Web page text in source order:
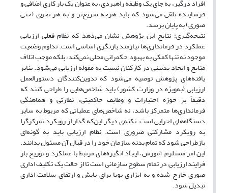
افراد درگیر، به جای یک وظیفه راهبردی، به عنوان یک بار کاری اضافی و
فرساینده تلقی می‌شود که باید هرچه سریع‌تر و به هر نحوی (حتی
صوری) به پایان برسد.
نتیجه‌گیری: نتایج این پژوهش نشان می‌دهد که نظام فعلی ارزیابی
عملکرد در فرمانداری‌ها نیازمند بازنگری اساسی است. تداوم وضعیت
موجود نه تنها کمکی به بهبود حکمرانی محلی نمی‌کند، بلکه موجب اتلاف
منابع و ایجاد بدبینی در کارکنان نسبت به مقوله ارزیابی می‌شود. بنابر
یافته‌های پژوهش توصیه می‌شود که تدوین‌کنندگان دستورالعمل
ارزیابی (به‌ویژه در وزارت کشور) باید شاخص‌هایی را طراحی کنند که
دقیقاً بر حوزه اختیارات و وظایف حاکمیتی، نظارتی و هماهنگی
فرمانداری‌ها متمرکز باشد، نه شاخص‌های عملیاتی که مربوط به سایر
دستگاه‌های اجرایی است. نکته‌ی دیگر این‌که گذار از رویکرد تمرکزگرا
به رویکرد مشارکتی ضروری است. نظام ارزیابی باید به گونه‌ای
بازطراحی شود که تمام بدنه سازمان خود را در قبال آن مسئول بدانند.
این امر مستلزم آموزش، ایجاد انگیزه‌های مرتبط با عملکرد و توزیع بار
فرایند ارزیابی در تمام سطوح سازمانی است تا از حالت یک تکلیف اداری
صوری خارج شده و به ابزاری پویا برای پایش و ارتقای سلامت اداری
تبدیل شود.